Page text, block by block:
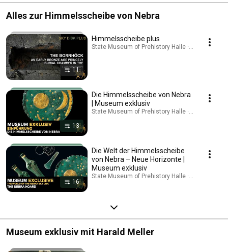
Alles zur Himmelsscheibe von Nebra
11
Himmelsscheibe plus
State Museum of Prehistory Halle · Playlist
13
Die Himmelsscheibe von Nebra
| Museum exklusiv
State Museum of Prehistory Halle · Playlist
16
Die Welt der Himmelsscheibe
von Nebra – Neue Horizonte |
Museum exklusiv
State Museum of Prehistory Halle · Playlist
Museum exklusiv mit Harald Meller